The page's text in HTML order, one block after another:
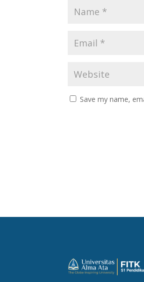
Save my name,